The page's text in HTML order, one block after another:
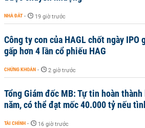
NHÀ ĐẤT - 19 giờ trước
Công ty con của HAGL chốt ngày
gấp hơn 4 lần cổ phiếu HAG
CHỨNG KHOÁN - 2 giờ trước
Tổng Giám đốc MB: Tự tin hoàn
năm, có thể đạt mốc 40.000 tỷ nếu
TÀI CHÍNH - 16 giờ trước